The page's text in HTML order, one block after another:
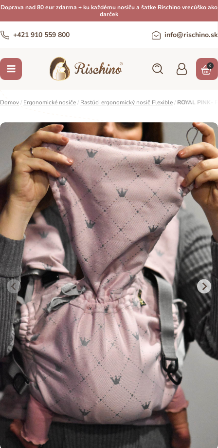
Doprava nad 80 eur zdarma + ku každému nosiču a šatke Rischino vrecúško ako
darček
+421 910 559 800 info@rischino.sk
0
Domov/ Ergonomické nosiče/ Rastúci ergonomický nosič Flexible/ ROYAL PINK-